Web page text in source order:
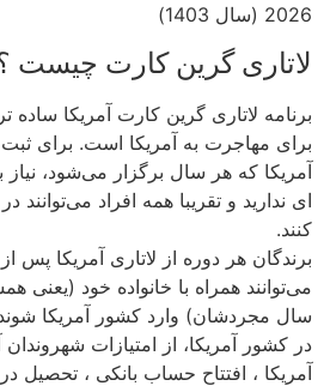
2026 (سال 1403)
لاتاری گرین کارت چیست
برنامه لاتاری گرین کارت آمریکا
برای مهاجرت به آمریکا است. برای ثبت
آمریکا که هر سال برگزار می‌شود،
ای ندارید و تقریبا همه افراد می‌توانند
کنند.
برندگان هر دوره از لاتاری آمریکا پس
سال مجردشان) وارد کشور آمریکا
در کشور آمریکا، از امتیازات
آمریکا ، افتتاح حساب بانکی ، تحصیل